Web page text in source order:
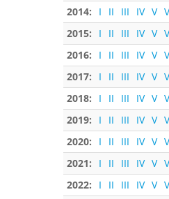
2014:
I II III IV V
2015:
I II III IV V
2016:
I II III IV V
2017:
I II III IV V
2018:
I II III IV V
2019:
I II III IV V
2020:
I II III IV V
2021:
I II III IV V
2022:
I II III IV V